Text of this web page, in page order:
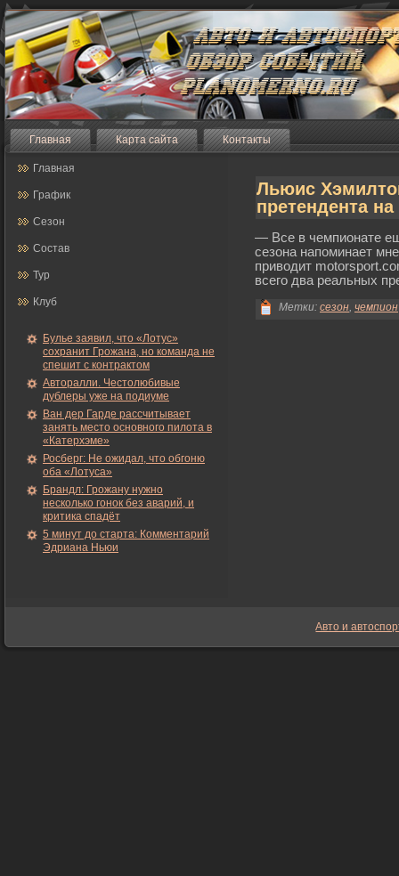
Главная Карта сайта Контакты
Главная
График
Сезон
Состав
Тур
Клуб
Булье заявил, что «Лотус»
сохранит Грожана, но команда не
спешит с контрактом
Авторалли. Честолюбивые
дублеры уже на подиуме
Ван дер Гарде рассчитывает
занять место основного пилота в
«Катерхэме»
Росберг: Не ожидал, что обгоню
оба «Лотуса»
Брандл: Грожану нужно
несколько гонок без аварий, и
критика спадёт
5 минут до старта: Комментарий
Эдриана Ньюи
Льюис
претендента
— Все в чемпионате
сезона напоминает
приводит
всегο два реальных
Метки: сезон, чемпион
Авто и